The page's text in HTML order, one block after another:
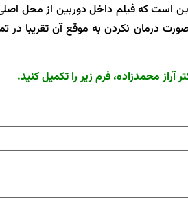
است که فیلم داخل دوربین از محل
درمان نکردن به موقع آن تقریبا در
محمدزاده، فرم زیر را تکمیل کنید.